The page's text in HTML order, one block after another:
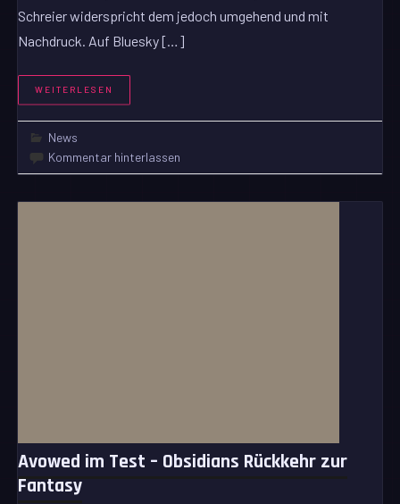
Schreier widerspricht dem jedoch umgehend und mit
Nachdruck. Auf Bluesky […]
WEITERLESEN
News
Kommentar hinterlassen
Avowed im Test – Obsidians Rückkehr zur
Fantasy